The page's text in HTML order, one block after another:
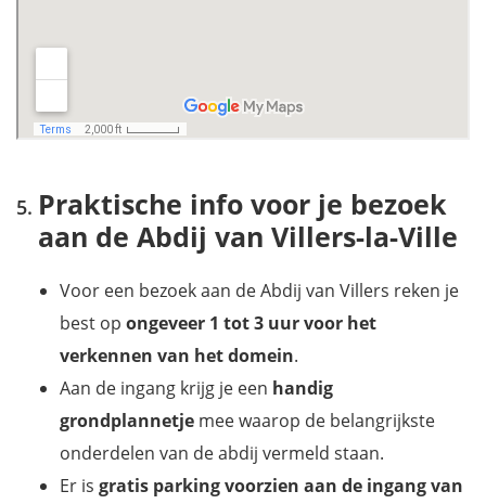
Praktische info voor je bezoek
aan de Abdij van Villers-la-Ville
Voor een bezoek aan de Abdij van Villers reken je
best op ongeveer 1 tot 3 uurvoor het
verkennen van het domein.
Aan de ingang krijg je een handig
grondplannetje mee waarop de belangrijkste
onderdelen van de abdij vermeld staan.
Er is gratis parking voorzien aan de ingang van